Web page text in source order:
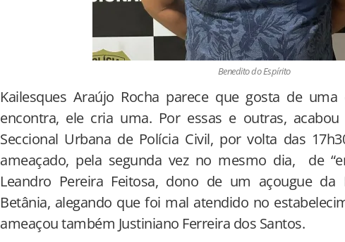
Benedito do Espírito
Kailesques Araújo Rocha parece que gosta de
encontra, ele cria uma. Por essas e outras,
Seccional Urbana de Polícia Civil, por volta das
ameaçado, pela segunda vez no mesmo dia, de
Leandro Pereira Feitosa, dono de um açougue da
Betânia, alegando que foi mal atendido no
ameaçou também Justiniano Ferreira dos Santos.